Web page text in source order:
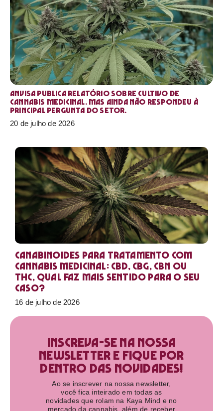
Anvisa publica relatório sobre cultivo de
Cannabis medicinal. Mas ainda não respondeu à
principal pergunta do setor.
20 de julho de 2026
Canabinoides para tratamento com
cannabis medicinal: CBD, CBG, CBN ou
THC, qual faz mais sentido para o seu
caso?
16 de julho de 2026
Inscreva-se na nossa
newsletter e fique por
dentro das novidades!​
Ao se inscrever na nossa newsletter,
você fica inteirado em todas as
novidades que rolam na Kaya Mind e no
mercado da cannabis, além de receber